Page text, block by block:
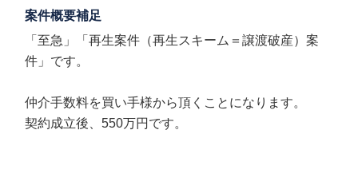
案件概要補足
「至急」「再生案件（再生スキーム＝譲渡破産）案
件」です。
仲介手数料を買い手様から頂くことになります。
契約成立後、550万円です。